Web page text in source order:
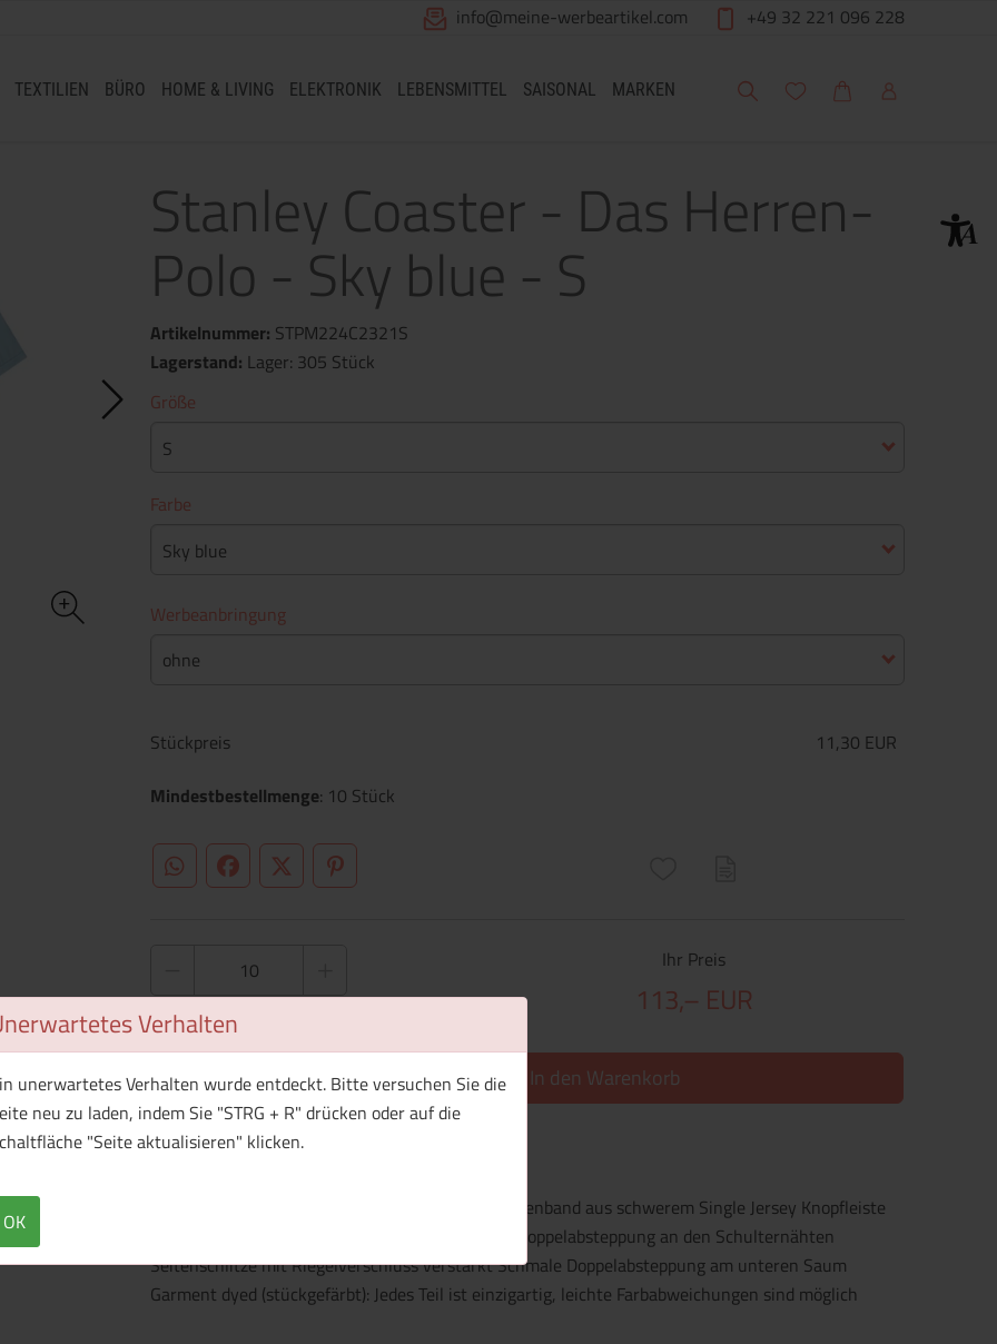
Verhalten
unerwartetes Verhalten wurde entdeckt. Bitte versuchen Sie die
neu zu laden, indem Sie "STRG + R" drücken oder auf die
"Seite aktualisieren" klicken.
OK
info@meine-werbeartikel.com +49 32 221 096 228
TEXTILIEN BÜRO HOME & LIVING ELEKTRONIK LEBENSMITTEL SAISONAL MARKEN Suche Meine Wunschliste
WarenkorbMein Account
Stanley Coaster - Das Herren-
Polo - Sky blue - S
Artikelnummer: STPM224C2321S
Lagerstand: Lager: 305 Stück
Größe
S
Farbe
Sky blue
Werbeanbringung
ohne
Stückpreis
11,30 EUR
Mindestbestellmenge: 10 Stück
WhatsApp (#[creator\plugin\share\core\structs\SocialSharingServiceSettings]:only_chrome#)
FacebookTwitter (#[creator\plugin\share\core\structs\SocialSharingServiceSettings]:formaly_twitter#)
Pinterest
Ihr Preis
113,– EUR
In den Warenkorb
Überblick Technische Daten
Flachstrick-Rippkragen und Ärmelbündchen Nackenband aus schwerem Single Jersey Knopfleiste
mit 2 gleichfarbigen Knöpfen Eingesetzte Ärmel Doppelabsteppung an den Schulternähten
Seitenschlitze mit Riegelverschluss verstärkt Schmale Doppelabsteppung am unteren Saum
Garment dyed (stückgefärbt): Jedes Teil ist einzigartig, leichte Farbabweichungen sind möglich